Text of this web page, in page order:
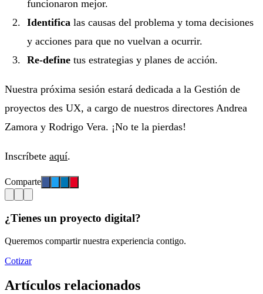
funcionaron mejor.
Identifica las causas del problema y toma decisiones
y acciones para que no vuelvan a ocurrir.
Re-define tus estrategias y planes de acción.
Nuestra próxima sesión estará dedicada a la Gestión de
proyectos des UX, a cargo de nuestros directores Andrea
Zamora y Rodrigo Vera. ¡No te la pierdas!
Inscríbete aquí.
Comparte
¿Tienes un proyecto digital?
Queremos compartir nuestra experiencia contigo.
Cotizar
Artículos relacionados